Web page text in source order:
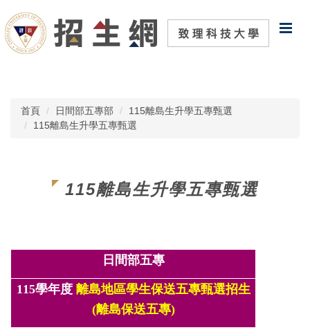
到
主
要
首頁 日間部五專部
115離島生升學五專甄選
115離島生升學五專甄選
115離島生升學五專甄選
日間部五專
115學年度 離島地區學生保送五專甄選招生
(離島保送五專)